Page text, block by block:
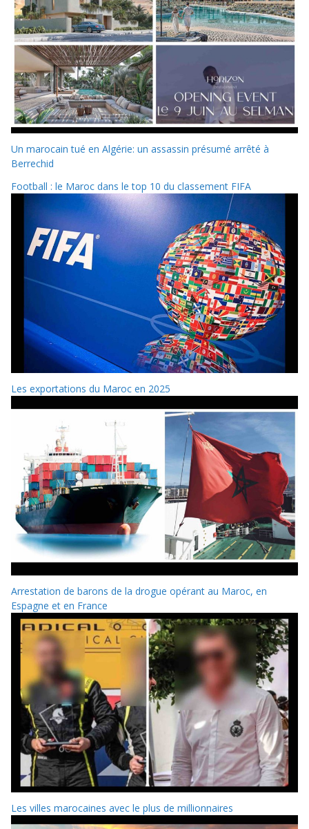
Un marocain tué en Algérie: un assassin présumé arrêté à
Berrechid
Football : le Maroc dans le top 10 du classement FIFA
Les exportations du Maroc en 2025
Arrestation de barons de la drogue opérant au Maroc, en
Espagne et en France
Les villes marocaines avec le plus de millionnaires